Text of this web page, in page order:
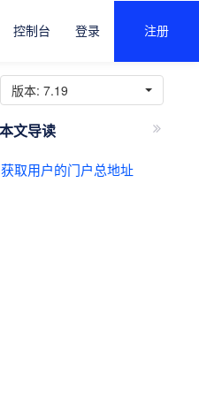
控制台 登录 注册
获取用户的门户总地址
版本: